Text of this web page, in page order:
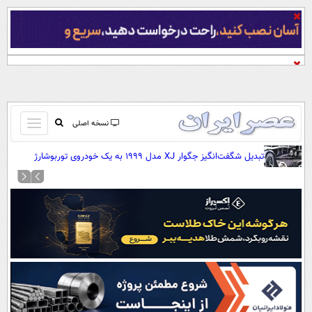
نسخه اصلی
باز
و
بسته
کردن
صفحه اول
آرشیو
نظرسنجی
آب و هوا
اوقات شرعی
پیوند ها
سواد زندگی
تبدیل شگفت‌انگیز جگوار XJ مدل ۱۹۹۹ به یک خودروی توربوشارژ